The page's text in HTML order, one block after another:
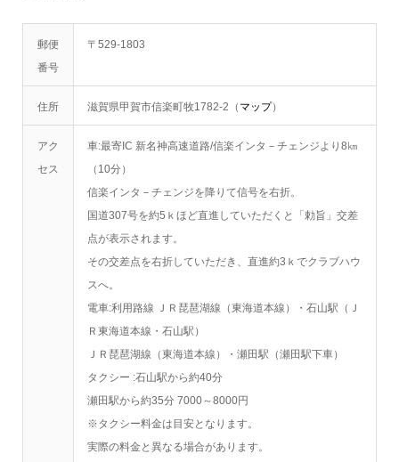
郵便
番号
〒529-1803
住所 滋賀県甲賀市信楽町牧1782-2（ マップ）
アク
セス
車:最寄IC 新名神高速道路/信楽インタ－チェンジより8㎞
（10分）
信楽インタ－チェンジを降りて信号を右折。
国道307号を約5ｋほど直進していただくと「勅旨」交差
点が表示されます。
その交差点を右折していただき、直進約3ｋでクラブハウ
スへ。
電車:利用路線 ＪＲ琵琶湖線（東海道本線）・石山駅（Ｊ
Ｒ東海道本線・石山駅）
ＪＲ琵琶湖線（東海道本線）・瀬田駅（瀬田駅下車）
タクシー :石山駅から約40分
瀬田駅から約35分 7000～8000円
※タクシー料金は目安となります。
実際の料金と異なる場合があります。